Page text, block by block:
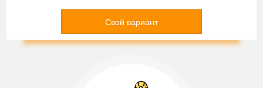
Свой вариант